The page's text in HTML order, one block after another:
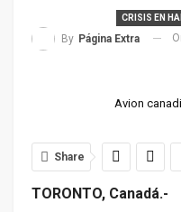
CRISIS EN
By Página Extra
Avion
Share
TORONTO, Canadá.-